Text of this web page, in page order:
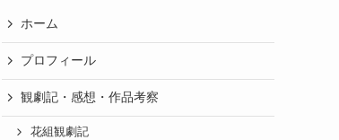
ホーム
プロフィール
観劇記・感想・作品考察
花組観劇記